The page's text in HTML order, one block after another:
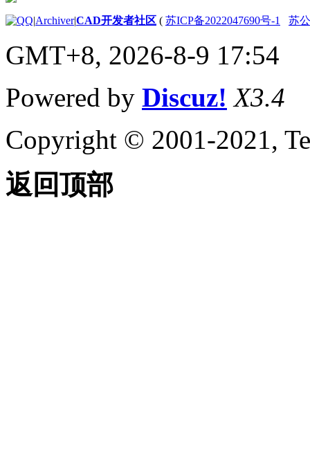
|Archiver|CAD开发者社区 ( 苏ICP备2022047690号-1 苏
GMT+8, 2026-8-9 17:54
Powered by Discuz! X3.4
Copyright © 2001-2021,
返回顶部